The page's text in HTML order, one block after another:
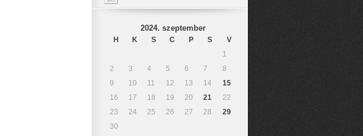
2024. szeptember
H K S C P S V
1
2
3 4 5 6 7
8
9
10 11 12 13 14
15
16
17 18 19 20 21
22
23
24 25 26 27 28
29
30